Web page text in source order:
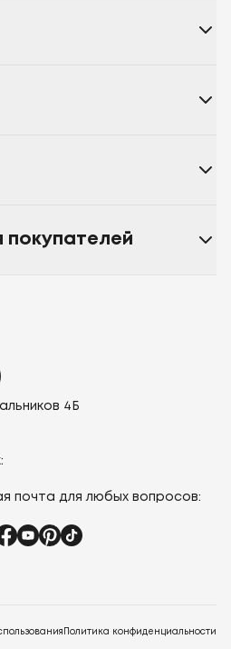
4Б
почта для любых вопросов:
Политика конфиденциальности